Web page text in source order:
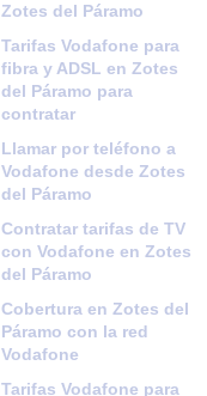
Zotes del Páramo
Tarifas Vodafone para
fibra y ADSL en Zotes
del Páramo para
contratar
Llamar por teléfono a
Vodafone desde Zotes
del Páramo
Contratar tarifas de TV
con Vodafone en Zotes
del Páramo
Cobertura en Zotes del
Páramo con la red
Vodafone
Tarifas Vodafone para